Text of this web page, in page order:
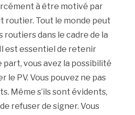
à être motivé par
routier. Tout le monde peut
routiers dans le cadre de la
est essentiel de retenir
part, vous avez la possibilité
le PV. Vous pouvez ne pas
Même s’ils sont évidents,
refuser de signer. Vous